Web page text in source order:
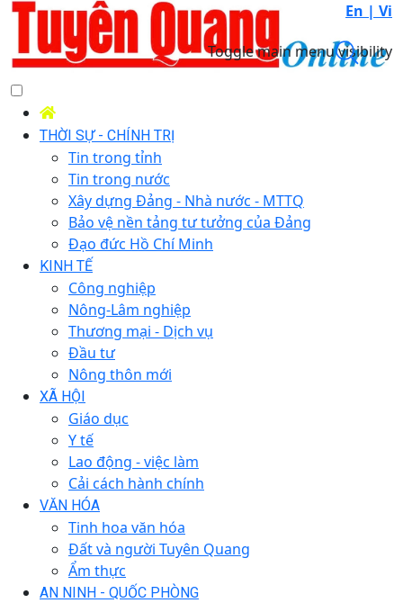
En | Vi
Toggle main menu visibility
THỜI SỰ - CHÍNH TRỊ
Tin trong tỉnh
Tin trong nước
Xây dựng Đảng - Nhà nước - MTTQ
Bảo vệ nền tảng tư tưởng của Đảng
Đạo đức Hồ Chí Minh
KINH TẾ
Công nghiệp
Nông-Lâm nghiệp
Thương mại - Dịch vụ
Đầu tư
Nông thôn mới
XÃ HỘI
Giáo dục
Y tế
Lao động - việc làm
Cải cách hành chính
VĂN HÓA
Tinh hoa văn hóa
Đất và người Tuyên Quang
Ẩm thực
AN NINH - QUỐC PHÒNG